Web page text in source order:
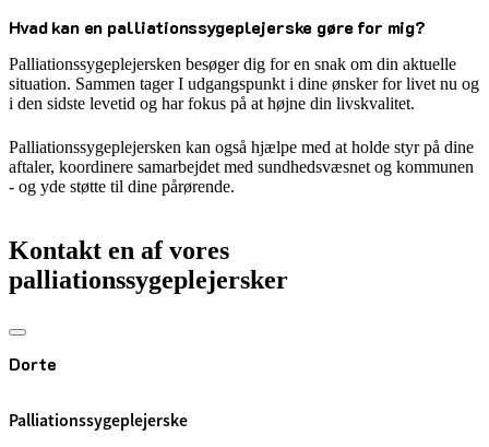
Hvad kan en palliationssygeplejerske gøre for mig?
Palliationssygeplejersken besøger dig for en snak om din aktuelle
situation. Sammen tager I udgangspunkt i dine ønsker for livet nu og
i den sidste levetid og har fokus på at højne din livskvalitet.
Palliationssygeplejersken kan også hjælpe med at holde styr på dine
aftaler, koordinere samarbejdet med sundhedsvæsnet og kommunen
- og yde støtte til dine pårørende.
Kontakt en af vores
palliationssygeplejersker
Dorte
Palliationssygeplejerske